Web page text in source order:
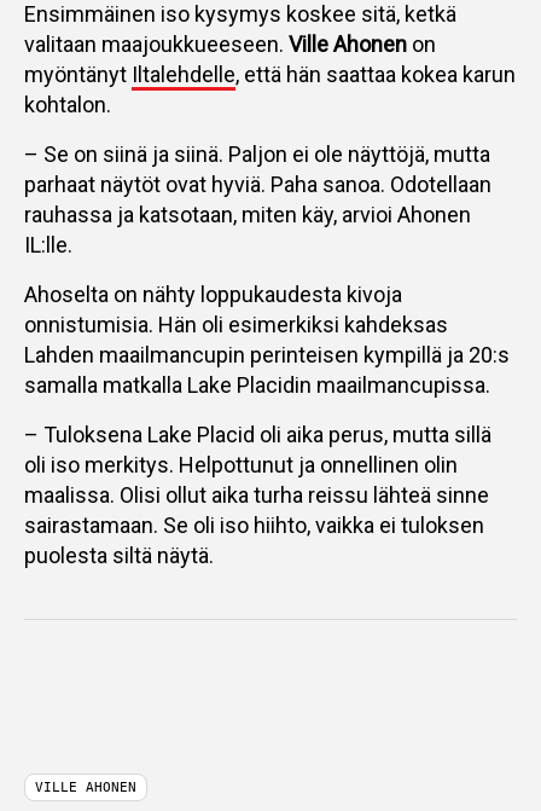
Ensimmäinen iso kysymys koskee sitä, ketkä
valitaan maajoukkueeseen. Ville Ahonen on
myöntänyt Iltalehdelle, että hän saattaa kokea karun
kohtalon.
– Se on siinä ja siinä. Paljon ei ole näyttöjä, mutta
parhaat näytöt ovat hyviä. Paha sanoa. Odotellaan
rauhassa ja katsotaan, miten käy, arvioi Ahonen
IL:lle.
Ahoselta on nähty loppukaudesta kivoja
onnistumisia. Hän oli esimerkiksi kahdeksas
Lahden maailmancupin perinteisen kympillä ja 20:s
samalla matkalla Lake Placidin maailmancupissa.
– Tuloksena Lake Placid oli aika perus, mutta sillä
oli iso merkitys. Helpottunut ja onnellinen olin
maalissa. Olisi ollut aika turha reissu lähteä sinne
sairastamaan. Se oli iso hiihto, vaikka ei tuloksen
puolesta siltä näytä.
VILLE AHONEN